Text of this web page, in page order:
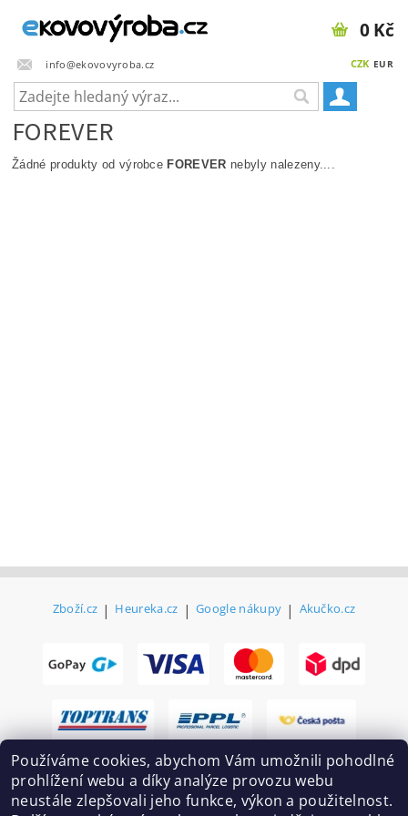
info@ekovovyroba.cz CZK EUR
0 Kč
FOREVER
Žádné produkty od výrobce FOREVER nebyly nalezeny....
Zboží.cz | Heureka.cz | Google nákupy | Akučko.cz
Používáme cookies, abychom Vám umožnili pohodlné
prohlížení webu a díky analýze provozu webu
neustále zlepšovali jeho funkce, výkon a použitelnost.